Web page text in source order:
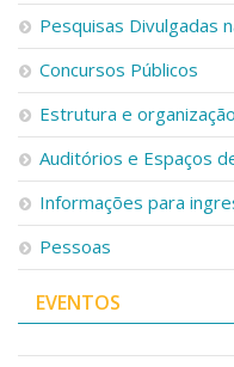
Projetos, Programas
Artes, Cultura e
Museus e Espaços
Serviços
Bibliotecas
Apoio ao Estudante
Segurança, Trânsito
RH, Administrativo e
Outros serviços
Comunicação
Assessorias e Mídias
Aplicativos e Sites
Jornal da USP
Pesquisas Divulgadas
Concursos Públicos
Estrutura e
Auditórios e Espaços
Informações para
Pessoas
EVENTOS